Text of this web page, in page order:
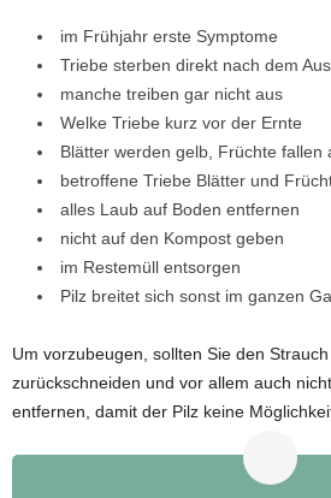
im Frühjahr erste Symptome
Triebe sterben direkt nach dem
manche treiben gar nicht aus
Welke Triebe kurz vor der Ernte
Blätter werden gelb, Früchte fallen
betroffene Triebe Blätter und
alles Laub auf Boden entfernen
nicht auf den Kompost geben
im Restemüll entsorgen
Pilz breitet sich sonst im ganzen
Um vorzubeugen, sollten Sie den
zurückschneiden und vor allem auch
entfernen, damit der Pilz keine